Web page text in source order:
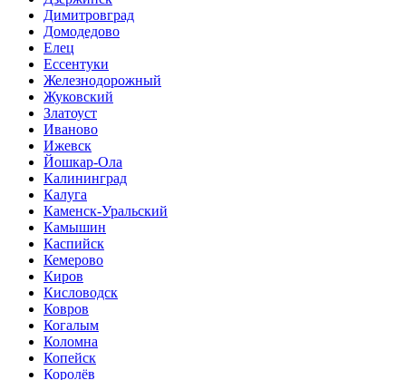
Димитровград
Домодедово
Елец
Ессентуки
Железнодорожный
Жуковский
Златоуст
Иваново
Ижевск
Йошкар-Ола
Калининград
Калуга
Каменск-Уральский
Камышин
Каспийск
Кемерово
Киров
Кисловодск
Ковров
Когалым
Коломна
Копейск
Королёв